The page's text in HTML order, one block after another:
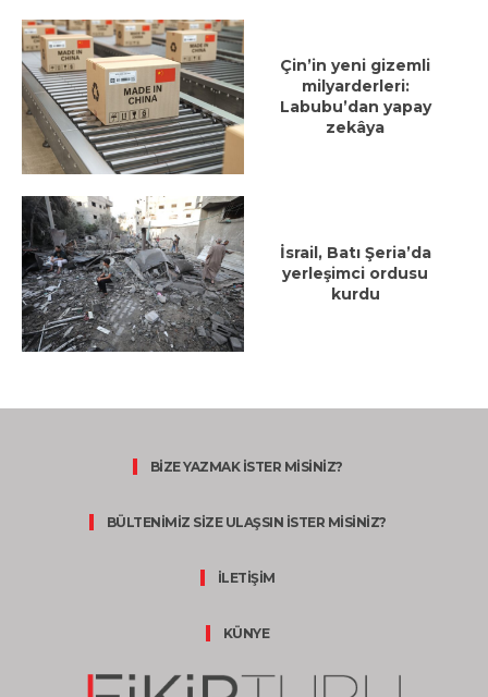
Çin’in yeni gizemli
milyarderleri:
Labubu’dan yapay
zekâya
İsrail, Batı Şeria’da
yerleşimci ordusu
kurdu
BİZE YAZMAK İSTER MİSİNİZ?
BÜLTENİMİZ SİZE ULAŞSIN İSTER MİSİNİZ?
İLETİŞİM
KÜNYE